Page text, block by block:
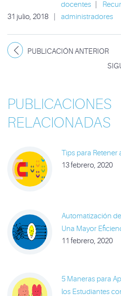
31 julio, 2018
docentes
administradores
PUBLICACIÓN ANTERIOR
PUBLICACIONES
RELACIONADAS
Tips para Retener
13 febrero, 2020
Automatización
Una Mayor
11 febrero, 2020
5 Maneras para
los Estudiantes